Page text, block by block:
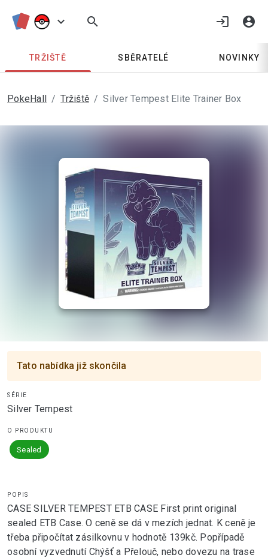
keyboard_arrow_down search login account_circle
TRŽIŠTĚ SBĚRATELÉ NOVINKY
PokeHall Tržiště Silver Tempest Elite Trainer Box
Tato nabídka již skončila
SÉRIE
Silver Tempest
O PRODUKTU
Sealed
POPIS
CASE SILVER TEMPEST ETB CASE First print original
sealed ETB Case. O ceně se dá v mezích jednat. K ceně je
třeba připočítat zásilkovnu v hodnotě 139kč. Popřípadě
osobní vyzvednutí Chýšť a Přelouč, nebo dovezu na trase